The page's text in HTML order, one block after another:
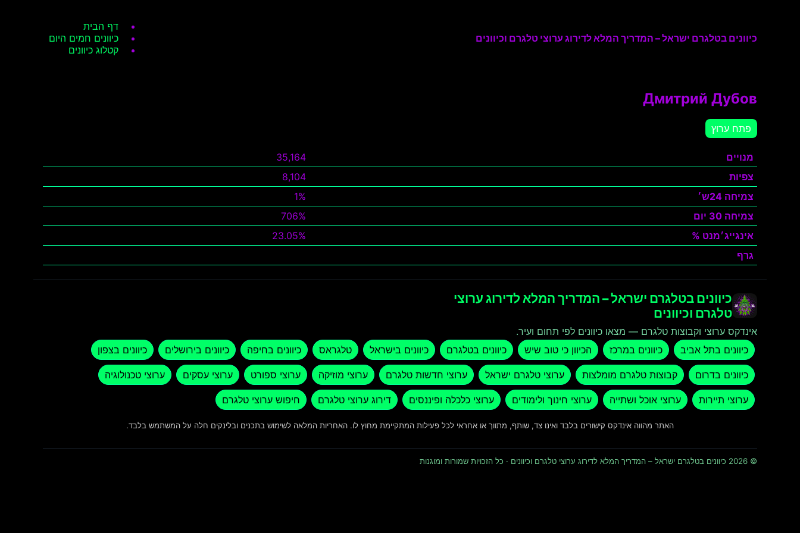
כיוונים בטלגרם ישראל – המדריך המלא לדירוג ערוצי טלגרם וכיוונים
דף הבית
כיוונים חמים היום
קטלוג כיוונים
Дмитрий Дубов
פתח ערוץ
מנויים
35,164
צפיות
8,104
צמיחה 24ש׳
1%
צמיחה 30 יום
706%
אינגייג׳מנט %
23.05%
גרף
כיוונים בטלגרם ישראל – המדריך המלא לדירוג ערוצי
טלגרם וכיוונים
אינדקס ערוצי וקבוצות טלגרם — מצאו כיוונים לפי תחום ועיר.
כיוונים בתל אביב
כיוונים במרכז הכיוון כי טוב שיש כיוונים בטלגרם כיוונים בישראל טלגראס כיוונים בחיפה כיוונים בירושלים כיוונים בצפון
כיוונים בדרום קבוצות טלגרם מומלצות ערוצי טלגרם ישראל ערוצי חדשות טלגרם ערוצי מוזיקה ערוצי ספורט ערוצי עסקים ערוצי טכנולוגיה
ערוצי תיירות ערוצי אוכל ושתייה ערוצי חינוך ולימודים ערוצי כלכלה ופיננסים דירוג ערוצי טלגרם חיפוש ערוצי טלגרם
האתר מהווה אינדקס קישורים בלבד ואינו צד, שותף, מתווך או אחראי לכל פעילות המתקיימת מחוץ לו. האחריות המלאה לשימוש בתכנים ובלינקים חלה על המשתמש בלבד.
© 2026 כיוונים בטלגרם ישראל – המדריך המלא לדירוג ערוצי טלגרם וכיוונים · כל הזכויות שמורות ומוגנות